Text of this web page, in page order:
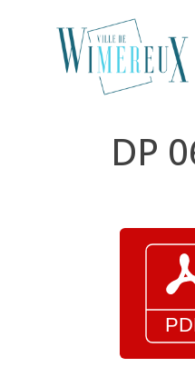
DP